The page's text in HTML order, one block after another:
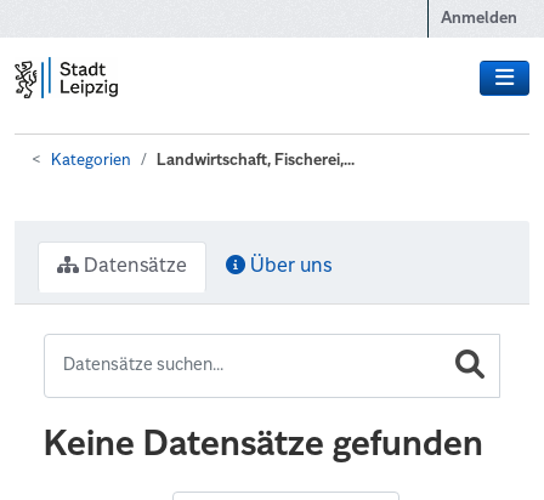
Anmelden
Kategorien Landwirtschaft, Fischerei,...
Datensätze Über uns
Keine Datensätze gefunden